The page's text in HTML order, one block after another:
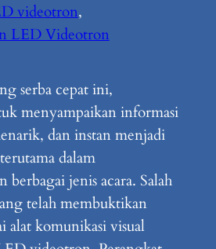
videotron
LED Videotron
serba cepat ini,
menyampaikan informasi
dan instan menjadi
dalam
berbagai jenis acara. Salah
telah membuktikan
alat komunikasi visual